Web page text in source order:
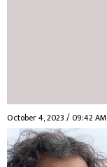
October 4, 2023 / 09:42